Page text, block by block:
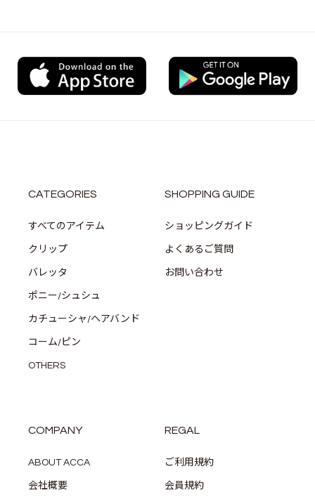
CATEGORIES
すべてのアイテム
クリップ
バレッタ
ポニー/シュシュ
カチューシャ/ヘアバンド
コーム/ピン
OTHERS
SHOPPING GUIDE
ショッピングガイド
よくあるご質問
お問い合わせ
COMPANY
ABOUT ACCA
会社概要
REGAL
ご利用規約
会員規約